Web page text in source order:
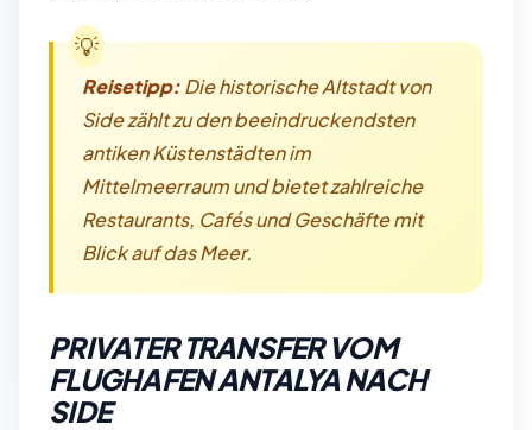
Reisetipp:Die historische Altstadt von
Side zählt zu den beeindruckendsten
antiken Küstenstädten im
Mittelmeerraum und bietet zahlreiche
Restaurants, Cafés und Geschäfte mit
Blick auf das Meer.
PRIVATER TRANSFER VOM
FLUGHAFEN ANTALYA NACH
SIDE